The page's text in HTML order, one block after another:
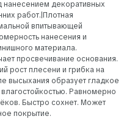
декоративных
работ.|Плотная
впитывающей
нанесения и
материала.
просвечивание основания.
рост плесени и грибка на
высыхания образует гладкое
Равномерно
Быстро сохнет. Может
покрытие.